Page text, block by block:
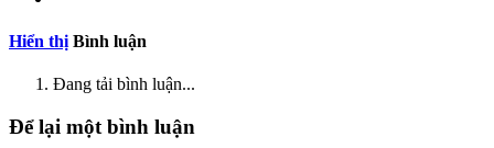
Hiển thị Bình luận
Đang tải bình luận...
Để lại một bình luận